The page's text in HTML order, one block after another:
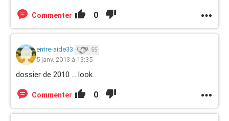
Commenter 0
entre-aide33 55
5 janv. 2013 à 13:35
dossier de 2010 ... look
Commenter 0